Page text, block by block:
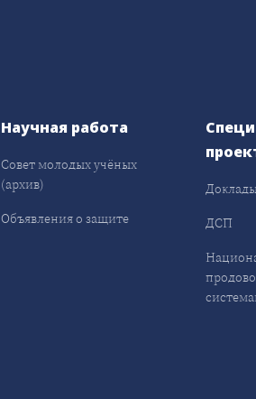
Научная работа
Совет молодых учёных
(архив)
Объявления о защите
ДСП